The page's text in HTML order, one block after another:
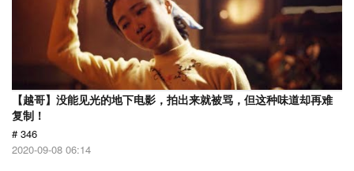
【越哥】没能见光的地下电影，拍出来就被骂，但这种味道却再难
复制！
# 346
2020-09-08 06:14